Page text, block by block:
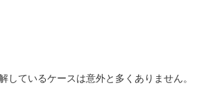
ているケースは意外と多くありません。